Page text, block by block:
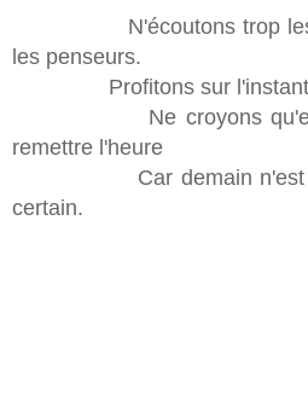
N'écoutons trop les
les penseurs.
Profitons sur l'instant
Ne croyons qu'en
remettre l'heure
Car demain n'est
certain.